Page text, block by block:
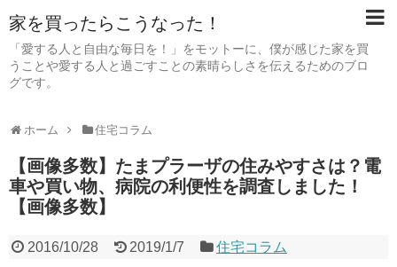
家を買ったらこうなった！
「愛する人と自由な毎日を！」をモットーに、僕が感じた家を買
うことや愛する人と過ごすことの素晴らしさを伝えるためのブロ
グです。
ホーム 住宅コラム
【画像多数】たまプラーザの住みやすさは？電
車や買い物、病院の利便性を調査しました！
【画像多数】
2016/10/28 2019/1/7 住宅コラム